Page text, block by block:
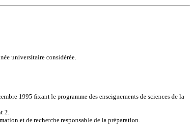
universitaire considérée.
1995 fixant le programme des enseignements de sciences de la
2.
et de recherche responsable de la préparation.